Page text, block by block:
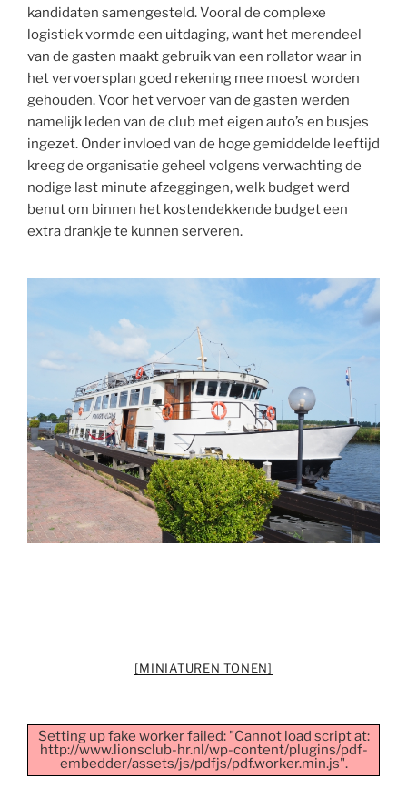
kandidaten samengesteld. Vooral de complexe
logistiek vormde een uitdaging, want het merendeel
van de gasten maakt gebruik van een rollator waar in
het vervoersplan goed rekening mee moest worden
gehouden. Voor het vervoer van de gasten werden
namelijk leden van de club met eigen auto’s en busjes
ingezet. Onder invloed van de hoge gemiddelde leeftijd
kreeg de organisatie geheel volgens verwachting de
nodige last minute afzeggingen, welk budget werd
benut om binnen het kostendekkende budget een
extra drankje te kunnen serveren.
[MINIATUREN TONEN]
Setting up fake worker failed: "Cannot load script at:
http://www.lionsclub-hr.nl/wp-content/plugins/pdf-
embedder/assets/js/pdfjs/pdf.worker.min.js".